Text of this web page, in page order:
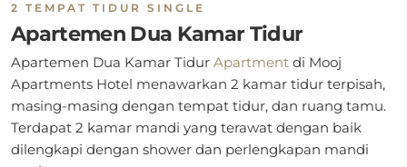
2 TEMPAT TIDUR SINGLE
Apartemen Dua Kamar Tidur
Apartemen Dua Kamar Tidur Apartment di Mooj
Apartments Hotel menawarkan 2 kamar tidur terpisah,
masing-masing dengan tempat tidur, dan ruang tamu.
Terdapat 2 kamar mandi yang terawat dengan baik
dilengkapi dengan shower dan perlengkapan mandi